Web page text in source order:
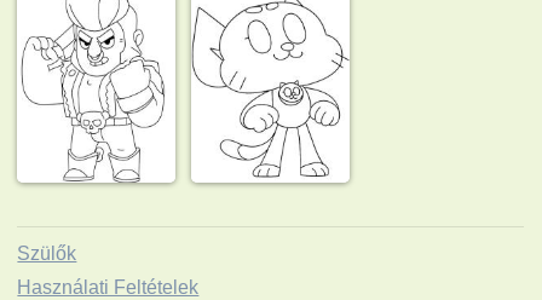
Szülők
Használati Feltételek